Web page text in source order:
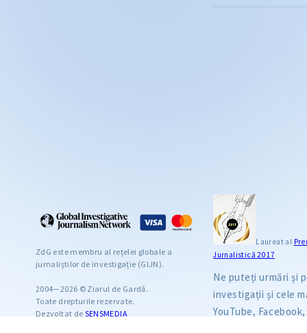
ZdG este membru al rețelei globale a
jurnaliștilor de investigație (GIJN).
2004—2026 © Ziarul de Gardă.
Toate drepturile rezervate.
Dezvoltat de SENSMEDIA
Laureat al
Jurnalistică 2017
Ne puteți urmări și
investigații și cele
YouTube,